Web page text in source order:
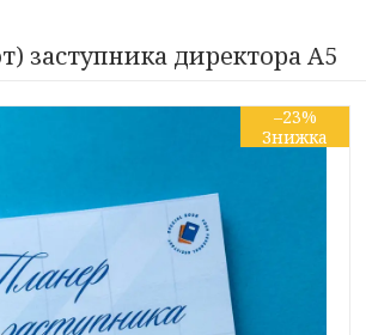
заступника директора А5
–23%